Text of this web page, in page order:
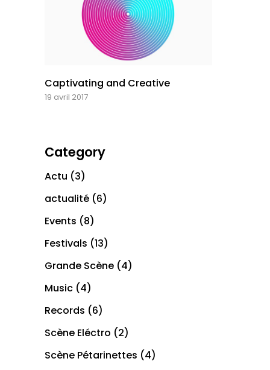
Captivating and Creative
19 avril 2017
Category
Actu (3)
actualité (6)
Events (8)
Festivals (13)
Grande Scène (4)
Music (4)
Records (6)
Scène Eléctro (2)
Scène Pétarinettes (4)